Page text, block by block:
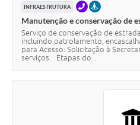
INFRAESTRUTURA TELEFONEPRESENCIAL
Manutenção e conservação de
Serviço de conservação de
incluindo patrolamento,
para Acesso: Solicitação à
serviços. Etapas do...